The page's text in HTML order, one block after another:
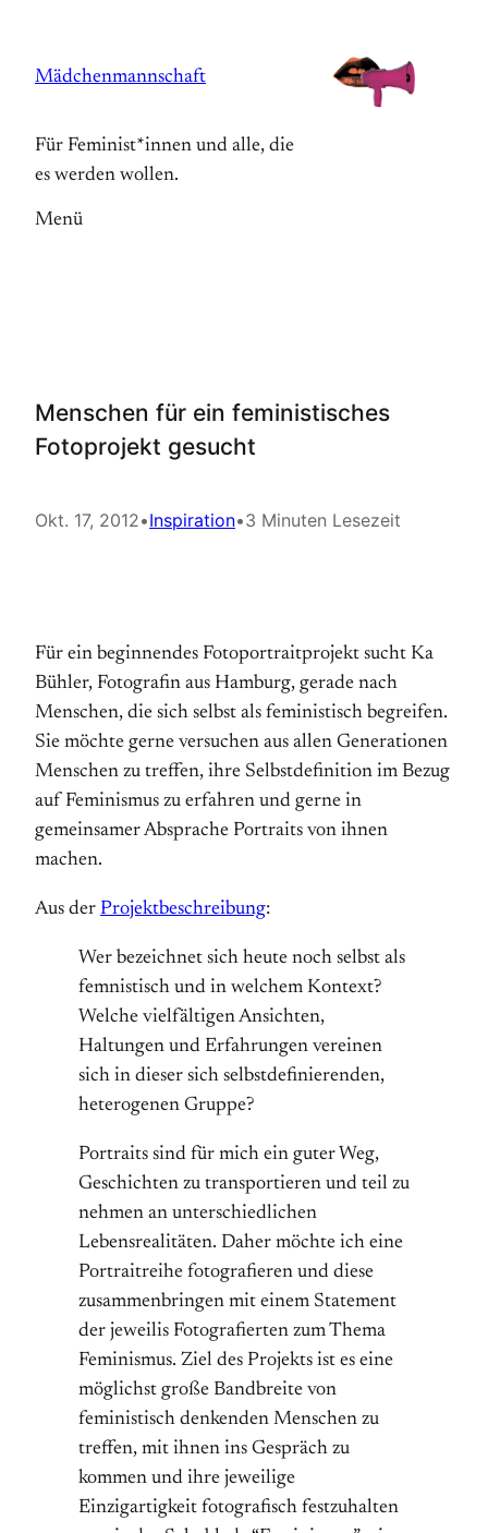
springen
Mädchenmannschaft
Für Feminist*innen und alle, die
es werden wollen.
Menü
Menschen für ein feministisches
Fotoprojekt gesucht
Okt. 17, 2012•Inspiration•3 Minuten Lesezeit
Für ein beginnendes Fotoportraitprojekt sucht Ka
Bühler, Fotografin aus Hamburg, gerade nach
Menschen, die sich selbst als feministisch begreifen.
Sie möchte gerne versuchen aus allen Generationen
Menschen zu treffen, ihre Selbstdefinition im Bezug
auf Feminismus zu erfahren und gerne in
gemeinsamer Absprache Portraits von ihnen
machen.
Aus der Projektbeschreibung:
Wer bezeichnet sich heute noch selbst als
femnistisch und in welchem Kontext?
Welche vielfältigen Ansichten,
Haltungen und Erfahrungen vereinen
sich in dieser sich selbstdefinierenden,
heterogenen Gruppe?
Portraits sind für mich ein guter Weg,
Geschichten zu transportieren und teil zu
nehmen an unterschiedlichen
Lebensrealitäten. Daher möchte ich eine
Portraitreihe fotografieren und diese
zusammenbringen mit einem Statement
der jeweilis Fotografierten zum Thema
Feminismus. Ziel des Projekts ist es eine
möglichst große Bandbreite von
feministisch denkenden Menschen zu
treffen, mit ihnen ins Gespräch zu
kommen und ihre jeweilige
Einzigartigkeit fotografisch festzuhalten